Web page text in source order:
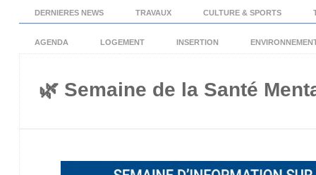
DERNIERES NEWS TRAVAUX CULTURE & SPORTS
AGENDA LOGEMENT INSERTION
🌿 Semaine de la Santé